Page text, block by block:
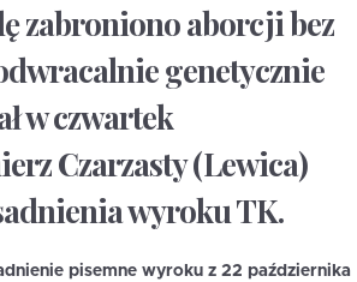
zabroniono aborcji bez
genetycznie
w czwartek
Czarzasty (Lewica)
wyroku TK.
pisemne wyroku z 22 października